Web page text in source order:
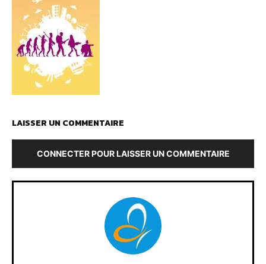
LAISSER UN COMMENTAIRE
CONNECTER POUR LAISSER UN COMMENTAIRE